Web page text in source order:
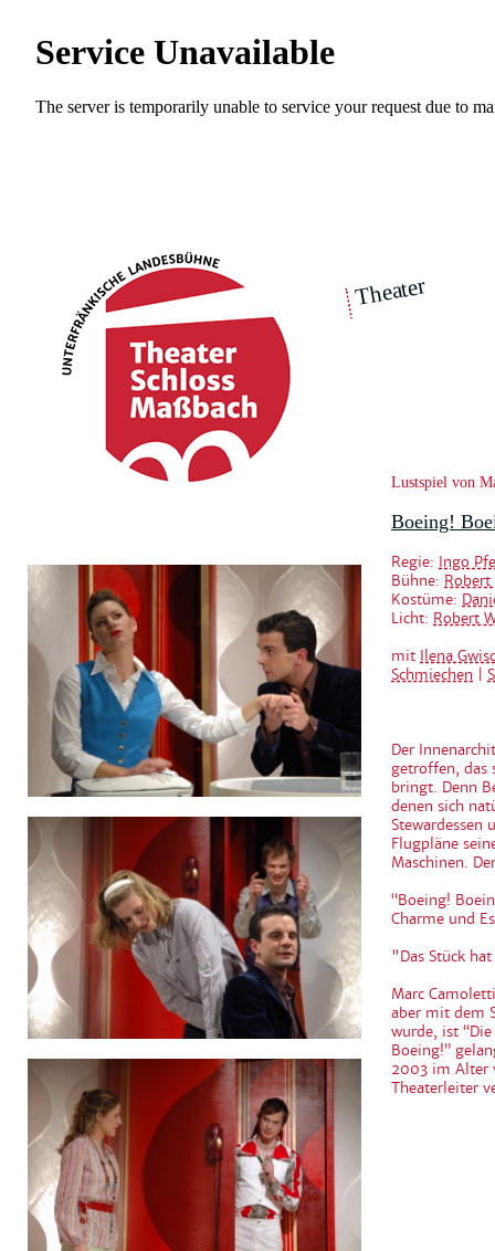
Lustspiel von
Boeing!
Regie: Ingo
Bühne:
Kostüme:
Licht: Robert
mit Ilena
Schmiechen
Der
getroffen, das
bringt. Denn
denen sich
Flugpläne
Maschinen.
“Boeing!
Charme und
"Das Stück
Marc
aber mit dem
wurde, ist
Boeing!”
2003 im Alter
Theaterleiter
Theater